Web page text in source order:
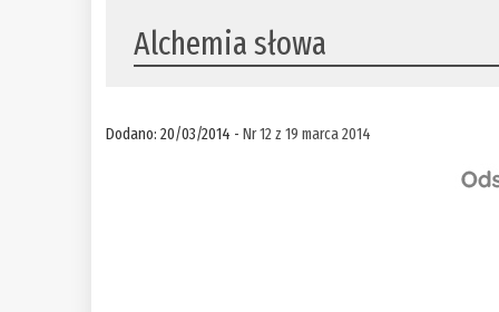
Alchemia słowa
Dodano: 20/03/2014 -Nr 12 z 19 marca 2014